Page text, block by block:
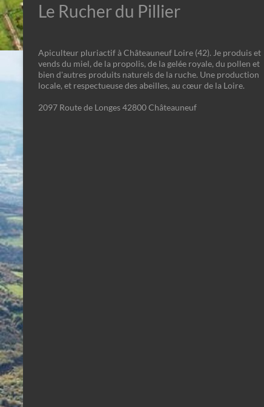
Le Rucher du Pillier
Apiculteur pluriactif à Châteauneuf Loire (42). Je produis et
vends du miel, de la propolis, de la gelée royale, du pollen et
bien d'autres produits naturels de la ruche. Une production
locale, et respectueuse des abeilles, au cœur de la Loire.
2097 Route de Longes 42800 Châteauneuf